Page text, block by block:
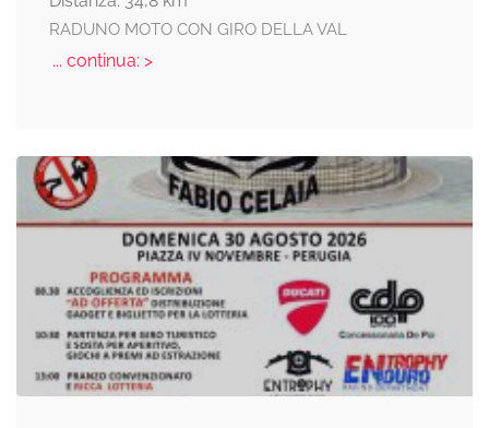
RADUNO MOTO CON GIRO DELLA VAL
... continua: >